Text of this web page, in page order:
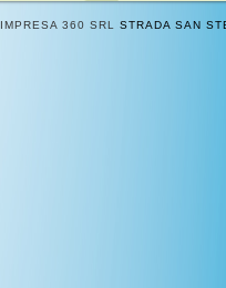
IMPRESA 360 SRL STRADA SAN